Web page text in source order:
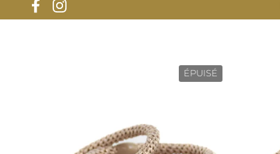
Facebook
Instagram
ÉPUISÉ